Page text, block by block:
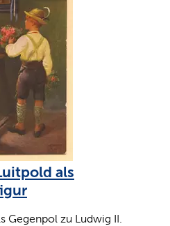
als
Gegenpol zu Ludwig II.